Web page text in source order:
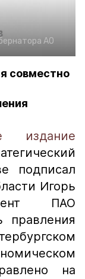
АО
совместно
издание
подписал
Игорь
ПАО
правления
на